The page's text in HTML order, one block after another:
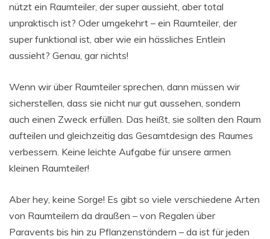
nützt ein Raumteiler, der super aussieht, aber total
unpraktisch ist? Oder umgekehrt – ein Raumteiler, der
super funktional ist, aber wie ein hässliches Entlein
aussieht? Genau, gar nichts!
Wenn wir über Raumteiler sprechen, dann müssen wir
sicherstellen, dass sie nicht nur gut aussehen, sondern
auch einen Zweck erfüllen. Das heißt, sie sollten den Raum
aufteilen und gleichzeitig das Gesamtdesign des Raumes
verbessern. Keine leichte Aufgabe für unsere armen
kleinen Raumteiler!
Aber hey, keine Sorge! Es gibt so viele verschiedene Arten
von Raumteilern da draußen – von Regalen über
Paravents bis hin zu Pflanzenständern – da ist für jeden